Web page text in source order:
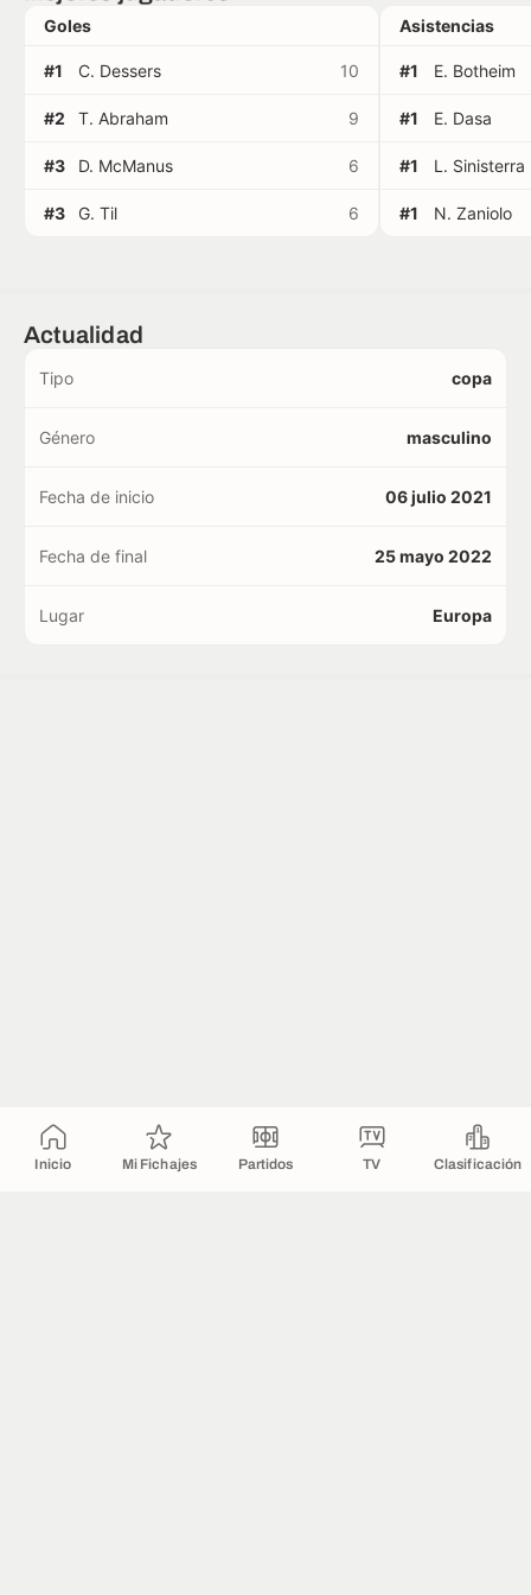
Inicio Mi Fichajes Partidos TV Clasificación
Goles
#1 C. Dessers 10
#2 T. Abraham 9
#3 D. McManus 6
#3 G. Til 6
Asistencias
#1 E. Botheim
#1 E. Dasa
#1 L. Sinisterra
#1 N. Zaniolo
Actualidad
Tipo copa
Género masculino
Fecha de inicio 06 julio 2021
Fecha de final 25 mayo 2022
Lugar Europa